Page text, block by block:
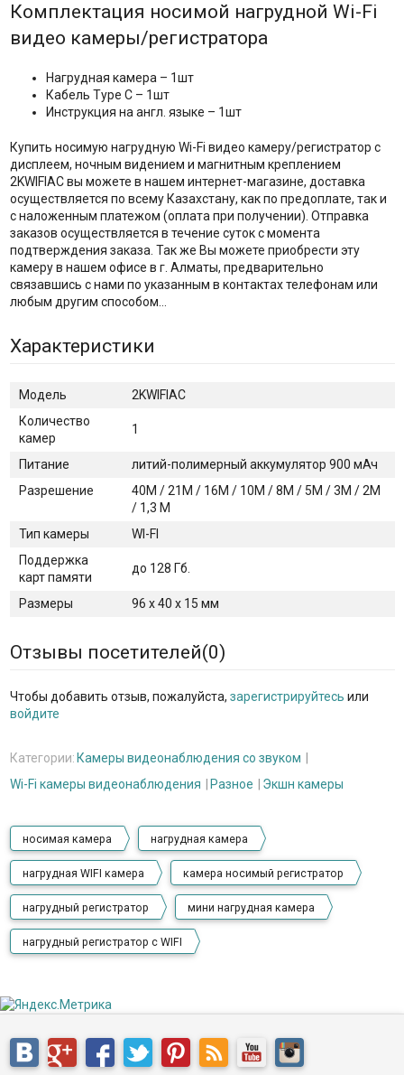
Комплектация носимой нагрудной Wi-Fi
видео камеры/регистратора
Нагрудная камера – 1шт
Кабель Type C – 1шт
Инструкция на англ. языке – 1шт
Купить носимую нагрудную Wi-Fi видео камеру/регистратор с
дисплеем, ночным видением и магнитным креплением
2KWIFIAC вы можете в нашем интернет-магазине, доставка
осуществляется по всему Казахстану, как по предоплате, так и
с наложенным платежом (оплата при получении). Отправка
заказов осуществляется в течение суток с момента
подтверждения заказа. Так же Вы можете приобрести эту
камеру в нашем офисе в г. Алматы, предварительно
связавшись с нами по указанным в контактах телефонам или
любым другим способом…
Характеристики
Модель
2KWIFIAC
Количество
камер
1
Питание
литий-полимерный аккумулятор 900 мАч
Разрешение
40М / 21М / 16М / 10М / 8М / 5М / 3М / 2М
/ 1,3 М
Тип камеры
WI-FI
Поддержка
карт памяти
до 128 Гб.
Размеры 96 х 40 х 15 мм
Отзывы посетителей(0)
Чтобы добавить отзыв, пожалуйста, зарегистрируйтесь или
войдите
Категории: Камеры видеонаблюдения со звуком
Wi-Fi камеры видеонаблюдения
Разное Экшн камеры
носимая камера нагрудная камера
нагрудная WIFI камера камера носимый регистратор
нагрудный регистратор мини нагрудная камера
нагрудный регистратор с WIFI